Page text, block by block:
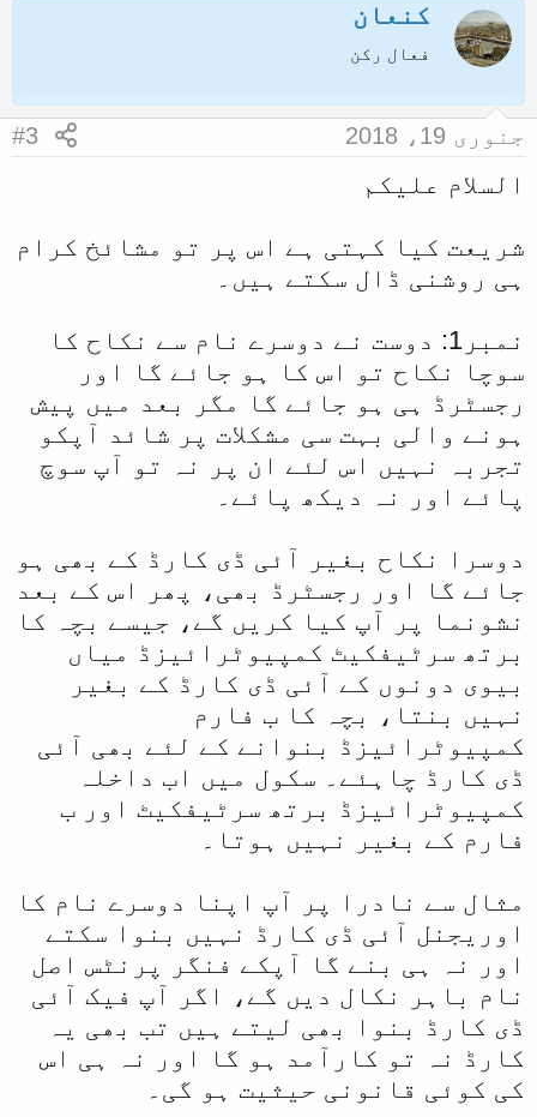
c
t
o
:
کنعان
فعال رکن
جنوری 19، 2018 #3
السلام علیکم
شریعت کیا کہتی ہے اس پر تو مشائخ کرام
ہی روشنی ڈال سکتے ہیں۔
نمبر1: دوست نے دوسرے نام سے نکاح کا
سوچا
نکاح تو اس کا ہو جائے گا اور
رجسٹرڈ ہی ہو جائے گا
مگر بعد میں پیش
ہونے والی بہت سی مشکلات پر شائد آپکو
تجربہ نہیں اس لئے ان پر نہ تو آپ سوچ
پائے اور نہ دیکھ پائے۔
دوسرا نکاح بغیر آئی ڈی کارڈ کے بھی ہو
جائے گا اور رجسٹرڈ بھی، پھر اس کے بعد
نشونما پر آپ کیا کریں گے، جیسے بچہ کا
برتھ سرٹیفکیٹ کمپیوٹرائیزڈ میاں
بیوی دونوں کے آئی ڈی کارڈ کے بغیر
نہیں بنتا، بچہ کا ب فارم
کمپیوٹرائیزڈ بنوانے کے لئے بھی آئی
ڈی کارڈ چاہئے۔ سکول میں اب داخلہ
کمپیوٹرائیزڈ برتھ سرٹیفکیٹ اور ب
فارم کے بغیر نہیں ہوتا۔
مثال سے نادرا پر آپ اپنا دوسرے نام کا
اوریجنل آئی ڈی کارڈ نہیں بنوا سکتے
اور نہ ہی بنے گا آپکے فنگر پرنٹس اصل
نام باہر نکال دیں گے، اگر آپ فیک آئی
ڈی کارڈ بنوا بھی لیتے ہیں تب بھی یہ
کارڈ نہ تو کارآمد ہو گا اور نہ ہی اس
کی کوئی قانونی حیثیت ہو گی۔